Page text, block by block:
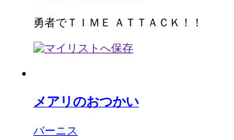
勇者でＴＩＭＥ ＡＴＴＡＣＫ！！
メアリのおつかい
バーニス